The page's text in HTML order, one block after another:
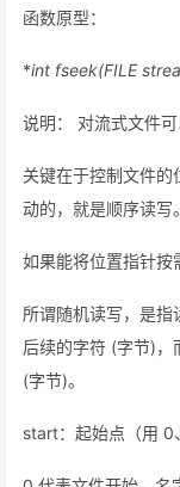
函数原型：
*int fseek(FILE
说明： 对流式文件
关键在于控制文件
动的，就是顺序读写。
如果能将位置指针按
所谓随机读写，是
后续的字符 (字节)，
(字节)。
start：起始点（用 0